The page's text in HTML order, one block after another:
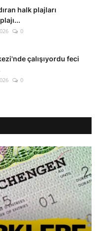
halk plajları
0
çalışıyordu feci
0